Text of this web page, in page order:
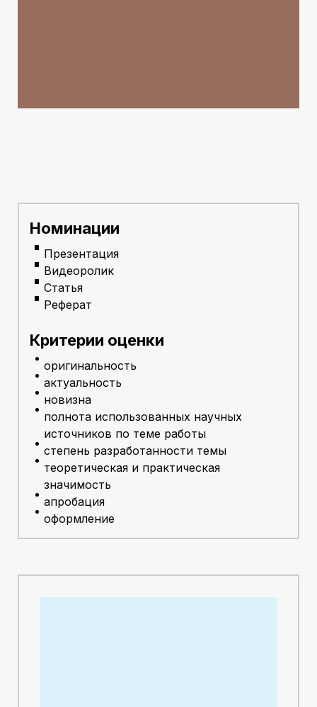
Номинации
Презентация
Видеоролик
Статья
Реферат
Критерии оценки
оригинальность
актуальность
новизна
полнота использованных научных
источников по теме работы
степень разработанности темы
теоретическая и практическая
значимость
апробация
оформление